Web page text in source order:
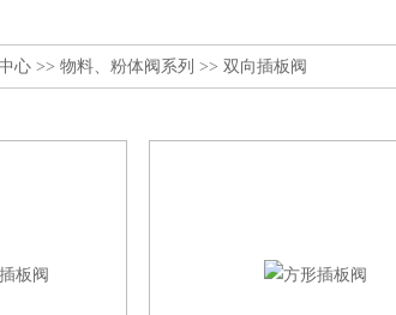
心 >> 物料、粉体阀系列 >> 双向插板阀